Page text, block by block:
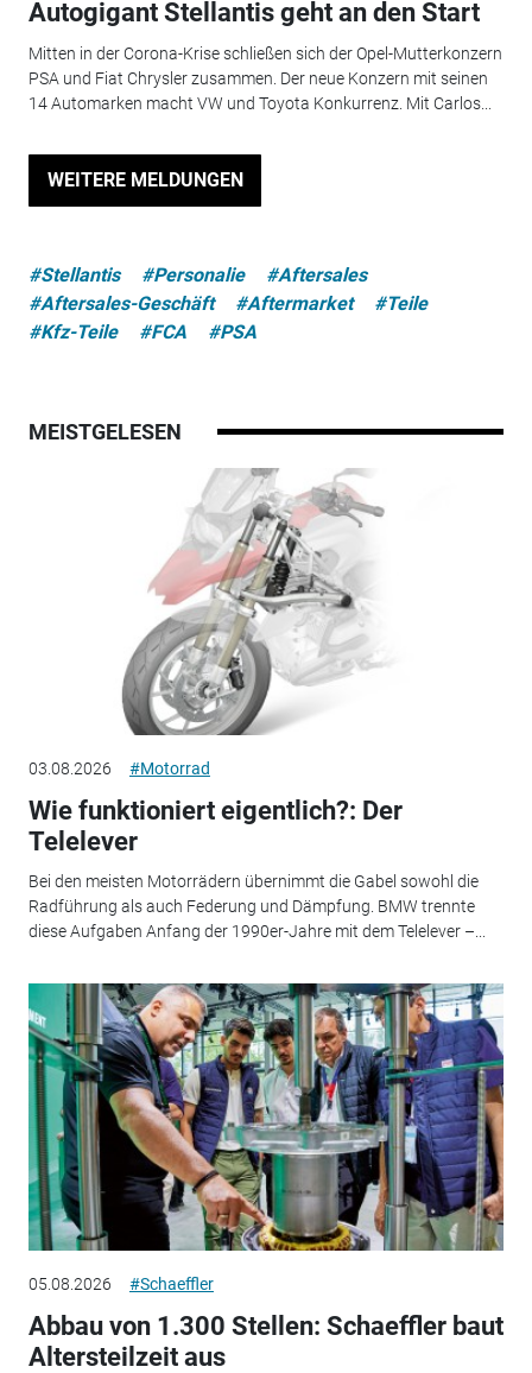
Autogigant Stellantis geht an den Start
Mitten in der Corona-Krise schließen sich der Opel-Mutterkonzern
PSA und Fiat Chrysler zusammen. Der neue Konzern mit seinen
14 Automarken macht VW und Toyota Konkurrenz. Mit Carlos...
WEITERE MELDUNGEN
#Stellantis #Personalie
#Aftersales
#Aftersales-Geschäft
#Aftermarket
#Teile
#Kfz-Teile
#FCA #PSA
MEISTGELESEN
03.08.2026 #Motorrad
Wie funktioniert eigentlich?: Der
Telelever
Bei den meisten Motorrädern übernimmt die Gabel sowohl die
Radführung als auch Federung und Dämpfung. BMW trennte
diese Aufgaben Anfang der 1990er-Jahre mit dem Telelever –...
05.08.2026 #Schaeffler
Abbau von 1.300 Stellen: Schaeffler baut
Altersteilzeit aus